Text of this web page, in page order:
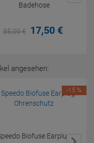
Badehose
35,00€ 17,50 €
angesehen:
Biofuse Earplug
-15 %